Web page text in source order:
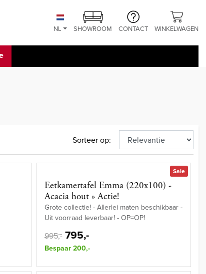
NL SHOWROOM CONTACT WINKELWAGEN
Sorteer op:
Sale
Eetkamertafel Emma (220x100) -
Acacia hout » Actie!
Grote collectie! - Allerlei maten beschikbaar -
Uit voorraad leverbaar! - OP=OP!
995,- 795,-
Bespaar 200,-